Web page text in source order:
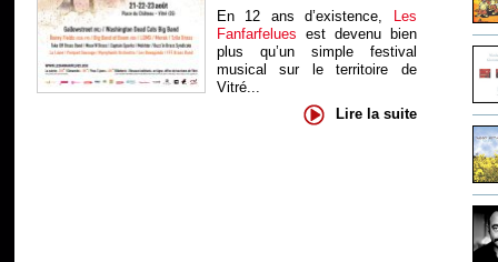
En 12 ans d’existence, Les
Fanfarfelues est devenu bien
plus qu’un simple festival
musical sur le territoire de
Vitré...
Lire la suite